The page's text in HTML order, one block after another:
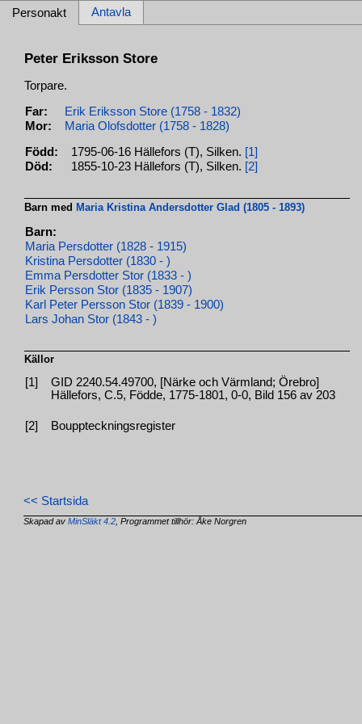
Personakt Antavla
Peter Eriksson Store
Torpare.
Far:
Erik Eriksson Store (1758 - 1832)
Mor:
Maria Olofsdotter (1758 - 1828)
Född: 1795-06-16 Hällefors (T), Silken. [1]
Död:
1855-10-23 Hällefors (T), Silken. [2]
Barn medMaria Kristina Andersdotter Glad (1805 - 1893)
Barn:
Maria Persdotter (1828 - 1915)
Kristina Persdotter (1830 - )
Emma Persdotter Stor (1833 - )
Erik Persson Stor (1835 - 1907)
Karl Peter Persson Stor (1839 - 1900)
Lars Johan Stor (1843 - )
Källor
[1]
GID 2240.54.49700, [Närke och Värmland; Örebro]
Hällefors, C.5, Födde, 1775-1801, 0-0, Bild 156 av 203
[2] Bouppteckningsregister
<< Startsida
Skapad avMinSläkt 4.2 , Programmet tillhör: Åke Norgren